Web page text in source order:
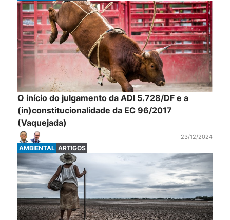
O início do julgamento da ADI 5.728/DF e a
(in)constitucionalidade da EC 96/2017
(Vaquejada)
23/12/2024
AMBIENTAL ARTIGOS